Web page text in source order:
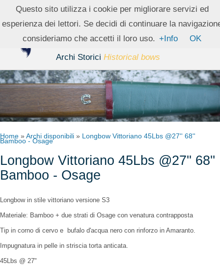
archeritaly
Archi Storici Historical bows
Home »Archi disponibili » Longbow Vittoriano 45Lbs @27'' 68''
Bamboo - Osage
Longbow Vittoriano 45Lbs @27'' 68''
Bamboo - Osage
Longbow in stile vittoriano versione S3
Materiale: Bamboo + due strati di Osage con venatura contrapposta
Tip in corno di cervo e bufalo d'acqua nero con rinforzo in Amaranto.
Impugnatura in pelle in striscia torta anticata.
45Lbs @ 27"
Questo sito utilizza i cookie per migliorare servizi ed
esperienza dei lettori. Se decidi di continuare la
consideriamo che accetti il loro uso. +Info OK